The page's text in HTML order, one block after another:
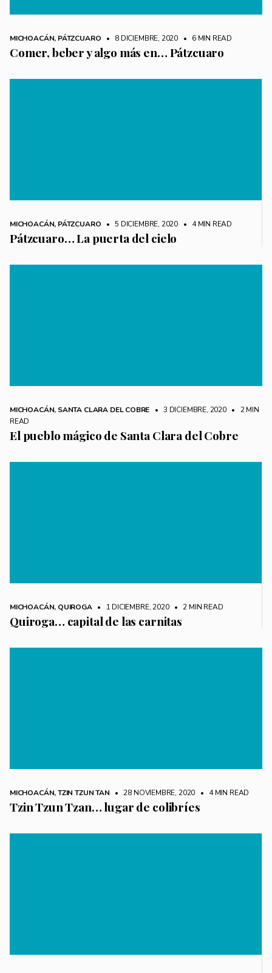
MICHOACÁN, PÁTZCUARO • 8 DICIEMBRE, 2020 • 6 MIN READ
Comer, beber y algo más en… Pátzcuaro
MICHOACÁN, PÁTZCUARO • 5 DICIEMBRE, 2020 • 4 MIN READ
Pátzcuaro… La puerta del cielo
MICHOACÁN, SANTA CLARA DEL COBRE • 3 DICIEMBRE, 2020 •
2 MIN
READ
El pueblo mágico de Santa Clara del Cobre
MICHOACÁN, QUIROGA • 1 DICIEMBRE, 2020 • 2 MIN READ
Quiroga… capital de las carnitas
MICHOACÁN,TZIN TZUN TAN • 28 NOVIEMBRE, 2020 • 4 MIN READ
Tzin Tzun Tzan… lugar de colibríes